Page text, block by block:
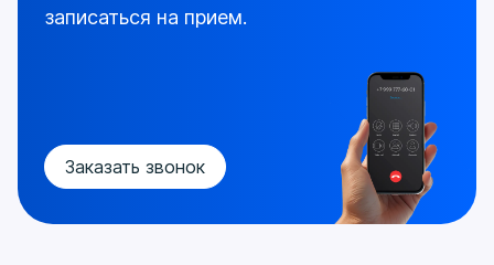
Заказать звонок
записаться на прием.